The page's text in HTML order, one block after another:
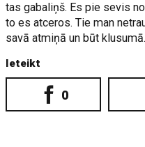
tas gabaliņš. Es pie sevis
to es atceros. Tie man
savā atmiņā un būt klusumā.
Ieteikt
0